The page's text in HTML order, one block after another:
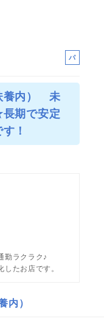
パ
ト
養内） 未
期で安定
！
勤ラクラク♪
たお店です。
内）